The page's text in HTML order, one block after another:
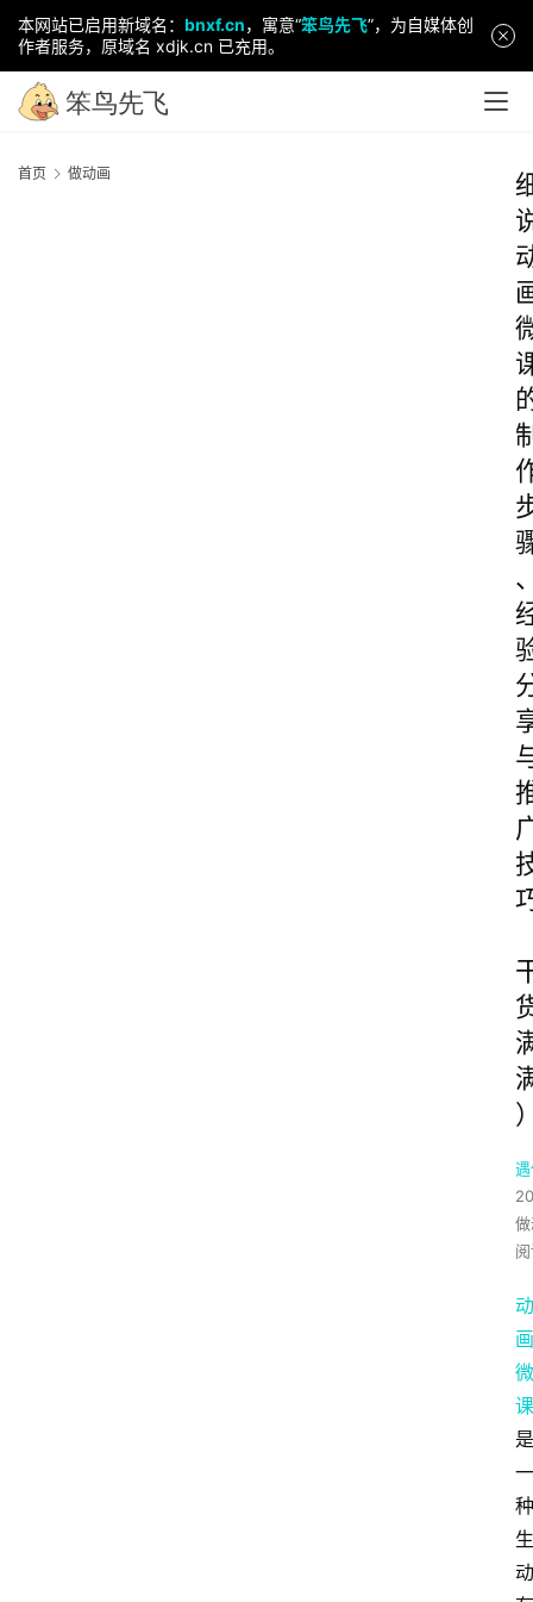
本网站已启用新域名： bnxf.cn，寓意“笨鸟先飞”，为自媒体创
作者服务，原域名 xdjk.cn 已充用。
首页 做动画
动
画
微
课
是
一
种
生
动